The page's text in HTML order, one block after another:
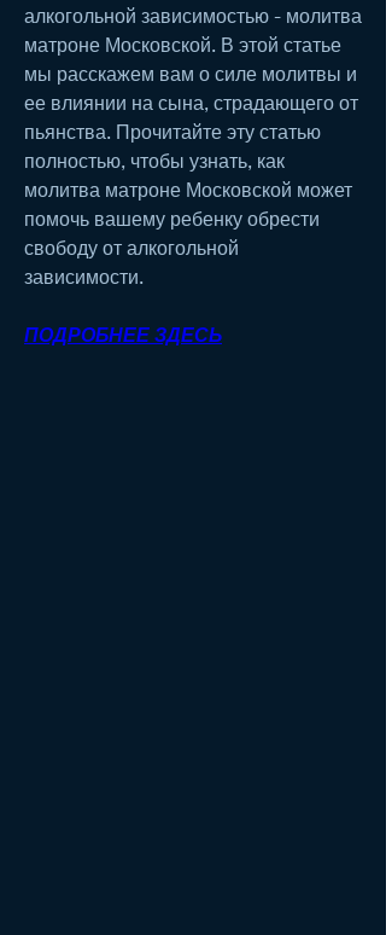
алкогольной зависимостью - молитва
матроне Московской. В этой статье
мы расскажем вам о силе молитвы и
ее влиянии на сына, страдающего от
пьянства. Прочитайте эту статью
полностью, чтобы узнать, как
молитва матроне Московской может
помочь вашему ребенку обрести
свободу от алкогольной
зависимости.
ПОДРОБНЕЕ ЗДЕСЬ